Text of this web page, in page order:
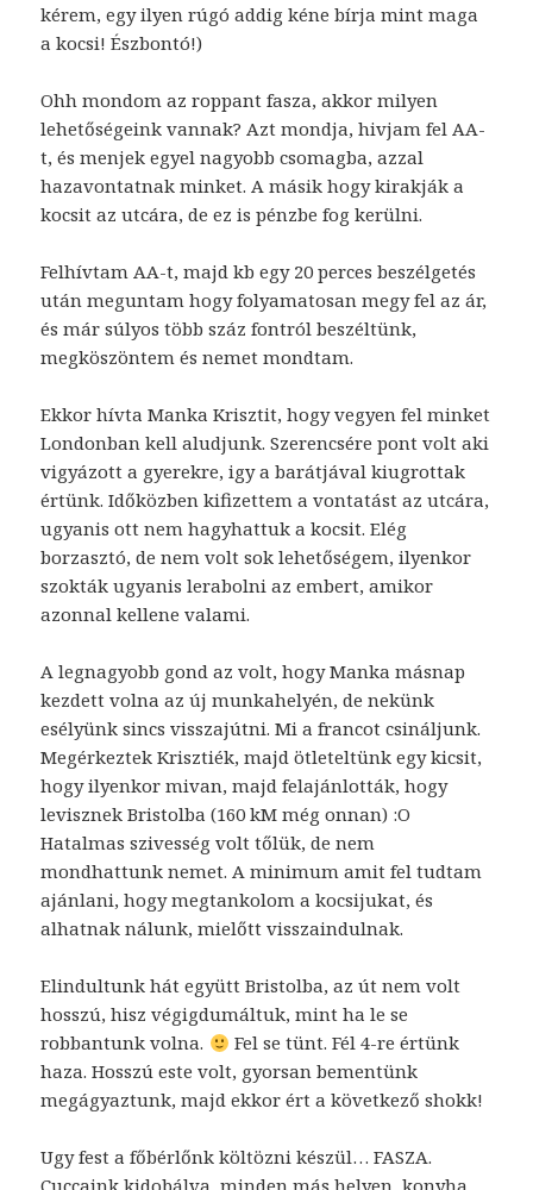
kérem, egy ilyen rúgó addig kéne bírja mint maga
a kocsi! Észbontó!)
Ohh mondom az roppant fasza, akkor milyen
lehetőségeink vannak? Azt mondja, hivjam fel AA-
t, és menjek egyel nagyobb csomagba, azzal
hazavontatnak minket. A másik hogy kirakják a
kocsit az utcára, de ez is pénzbe fog kerülni.
Felhívtam AA-t, majd kb egy 20 perces beszélgetés
után meguntam hogy folyamatosan megy fel az ár,
és már súlyos több száz fontról beszéltünk,
megköszöntem és nemet mondtam.
Ekkor hívta Manka Krisztit, hogy vegyen fel minket
Londonban kell aludjunk. Szerencsére pont volt aki
vigyázott a gyerekre, igy a barátjával kiugrottak
értünk. Időközben kifizettem a vontatást az utcára,
ugyanis ott nem hagyhattuk a kocsit. Elég
borzasztó, de nem volt sok lehetőségem, ilyenkor
szokták ugyanis lerabolni az embert, amikor
azonnal kellene valami.
A legnagyobb gond az volt, hogy Manka másnap
kezdett volna az új munkahelyén, de nekünk
esélyünk sincs visszajútni. Mi a francot csináljunk.
Megérkeztek Krisztiék, majd ötleteltünk egy kicsit,
hogy ilyenkor mivan, majd felajánlották, hogy
levisznek Bristolba (160 kM még onnan) :O
Hatalmas szivesség volt tőlük, de nem
mondhattunk nemet. A minimum amit fel tudtam
ajánlani, hogy megtankolom a kocsijukat, és
alhatnak nálunk, mielőtt visszaindulnak.
Elindultunk hát együtt Bristolba, az út nem volt
hosszú, hisz végigdumáltuk, mint ha le se
robbantunk volna.
Fel se tünt. Fél 4-re értünk
haza. Hosszú este volt, gyorsan bementünk
megágyaztunk, majd ekkor ért a következő shokk!
Ugy fest a főbérlőnk költözni készül… FASZA.